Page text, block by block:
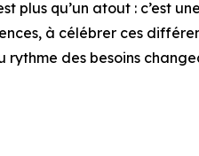
plus qu’un atout : c’est
à célébrer ces
des besoins